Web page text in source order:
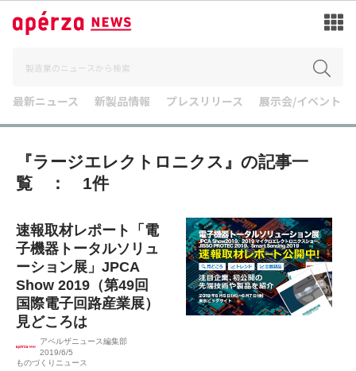
最新ニュース 新製品情報 プレスリリース 展示会/イベント
『ラージエレクトロニクス』の記事一
覧 ： 1件
速報取材レポート「電
子機器トータルソリュ
ーション展」JPCA
Show 2019（第49回
国際電子回路産業展）
見どころは
アペルザニュース編集部
2019/6/5
ものづくりニュース